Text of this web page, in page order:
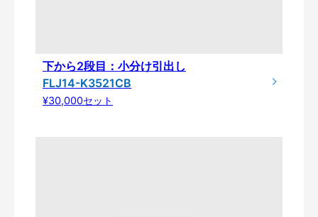
下から2段目：小分け引出し
FLJ14-K3521CB
¥30,000セット